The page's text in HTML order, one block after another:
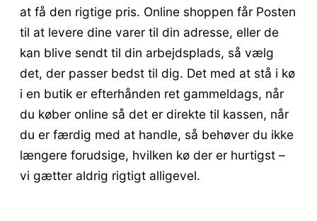
at få den rigtige pris. Online shoppen får Posten
til at levere dine varer til din adresse, eller de
kan blive sendt til din arbejdsplads, så vælg
det, der passer bedst til dig. Det med at stå i kø
i en butik er efterhånden ret gammeldags, når
du køber online så det er direkte til kassen, når
du er færdig med at handle, så behøver du ikke
længere forudsige, hvilken kø der er hurtigst –
vi gætter aldrig rigtigt alligevel.